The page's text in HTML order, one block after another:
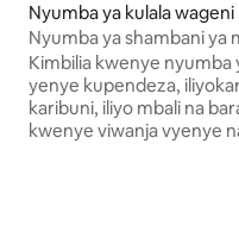
Nyumba ya kulala wageni
ko Bluefield
Nyumba ya shambani ya
Kimbilia kwenye nyumba
yenye kupendeza,
karibuni, iliyo mbali na
kwenye viwanja vyenye